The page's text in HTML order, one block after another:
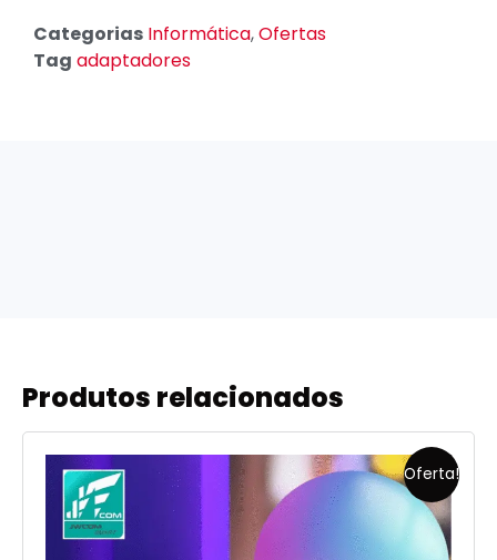
Categorias Informática,Ofertas
Tag adaptadores
Produtos relacionados
Oferta!